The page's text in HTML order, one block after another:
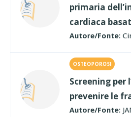
primaria
cardiaca
Autore/Fonte:
OSTEOPOROSI
Screening per
prevenire le
Autore/Fonte: